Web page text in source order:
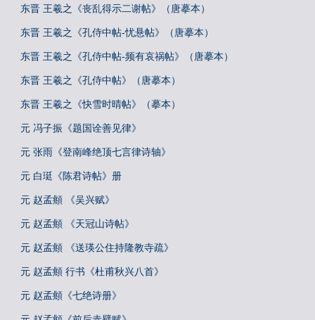
东晋 王羲之《丧乱得示二谢帖》（唐摹本）
东晋 王羲之《孔侍中帖-忧悬帖》（唐摹本）
东晋 王羲之《孔侍中帖-频有哀祸帖》（唐摹本）
东晋 王羲之《孔侍中帖》（唐摹本）
东晋 王羲之《快雪时晴帖》（摹本）
元 冯子振《题国诠善见律》
元 张雨《登南峰绝顶七言律诗轴》
元 白珽《陈君诗帖》册
元 赵孟頫 《吴兴赋》
元 赵孟頫 《天冠山诗帖》
元 赵孟頫 《送瑛公住持隆教寺疏》
元 赵孟頫 行书《杜甫秋兴八首》
元 赵孟頫《七绝诗册》